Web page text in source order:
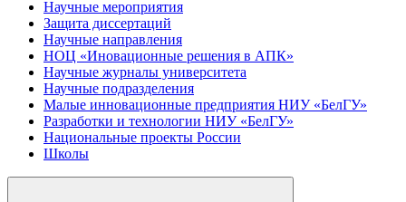
Научные мероприятия
Защита диссертаций
Научные направления
НОЦ «Иновационные решения в АПК»
Научные журналы университета
Научные подразделения
Малые инновационные предприятия НИУ «БелГУ»
Разработки и технологии НИУ «БелГУ»
Национальные проекты России
Школы